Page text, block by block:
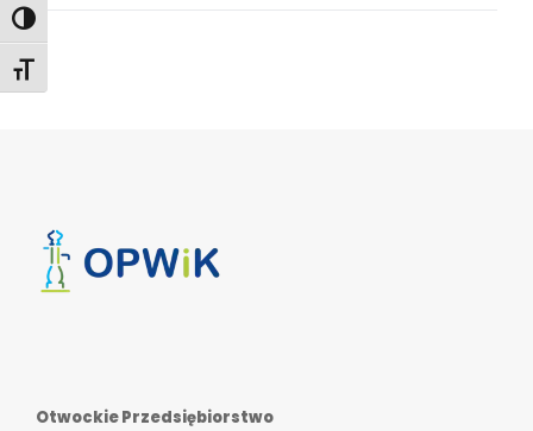
Toggle High Contrast
Toggle Font size
Otwockie Przedsiębiorstwo